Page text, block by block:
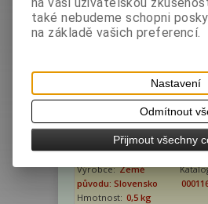
ks
Chléb PKU - tmavý
Výrobce:Země
původu: Slovensko
Hmotnost: 0,5 kg
také nebudeme schopni
na základě vašich preferencí.
Nastavení
Odmítnout
Přijmout všechny